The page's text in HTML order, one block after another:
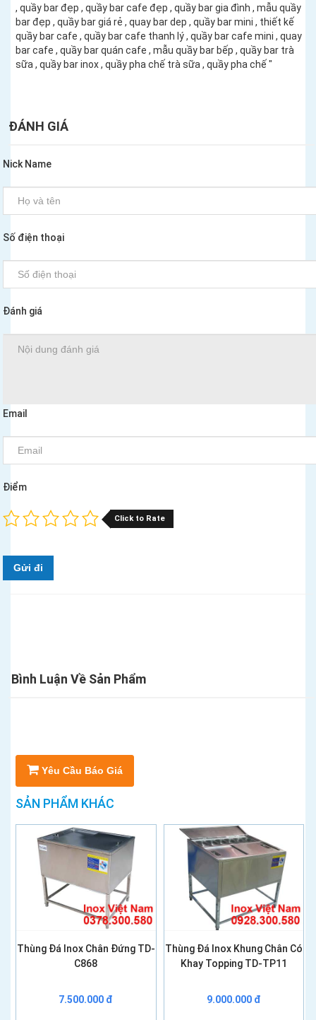
, quầy bar đẹp , quầy bar cafe đẹp , quầy bar gia đình , mẫu quầy
bar đẹp , quầy bar giá rẻ , quay bar dep , quầy bar mini , thiết kế
quầy bar cafe , quầy bar cafe thanh lý , quầy bar cafe mini , quay
bar cafe , quầy bar quán cafe , mẫu quầy bar bếp , quầy bar trà
sữa , quầy bar inox , quầy pha chế trà sữa , quầy pha chế "
ĐÁNH GIÁ
Nick Name
Số điện thoại
Đánh giá
Email
Điểm
Click to Rate
Gửi đi
Bình Luận Về Sản Phẩm
Yêu Cầu Báo Giá
SẢN PHẨM KHÁC
Thùng Đá Inox Chân Đứng TD-
C868
7.500.000 đ
Thùng Đá Inox Khung Chân Có
Khay Topping TD-TP11
9.000.000 đ